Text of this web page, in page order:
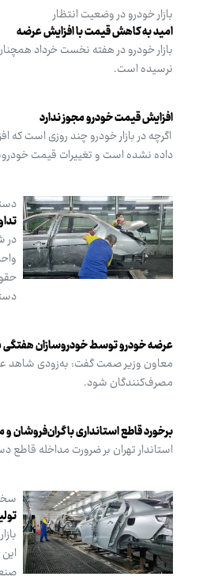
بازار خودرو در وضعیت انتظار
امید به کاهش قیمت با افزایش عرضه
بازار خودرو در هفته نخست خرداد
نرسیده است.
افزایش قیمت خودرو مجوز ندارد
داده نشده است و تغییرات قیمت
در
عرضه خودرو توسط خودروسازان
معاون وزیر صمت گفت: به‌زودی شاهد
مصرف‌کنندگان شود.
برخورد قاطع استانداری با گران‌فروشان
استاندار تهران بر ضرورت مداخله قاطع